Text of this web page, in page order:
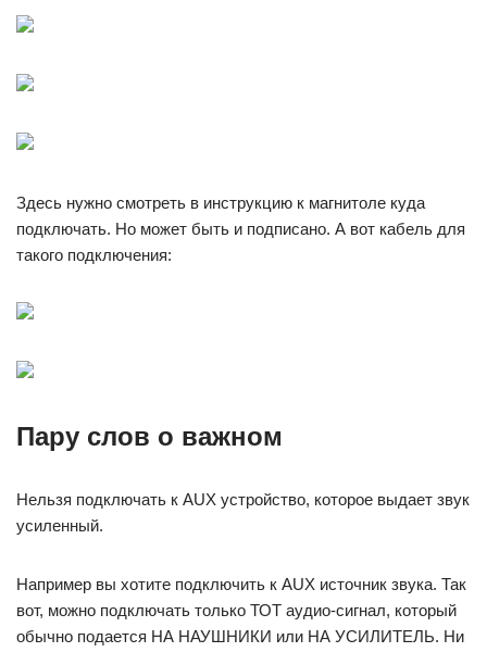
Здесь нужно смотреть в инструкцию к магнитоле куда
подключать. Но может быть и подписано. А вот кабель для
такого подключения:
Пару слов о важном
Нельзя подключать к AUX устройство, которое выдает звук
усиленный.
Например вы хотите подключить к AUX источник звука. Так
вот, можно подключать только ТОТ аудио-сигнал, который
обычно подается НА НАУШНИКИ или НА УСИЛИТЕЛЬ. Ни